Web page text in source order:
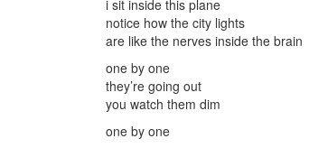
i sit inside this plane
notice how the city lights
are like the nerves inside the brain
one by one
they’re going out
you watch them dim
one by one